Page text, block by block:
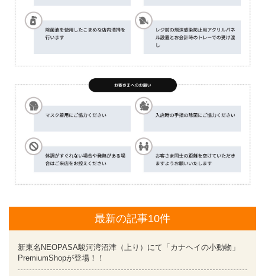
最新の記事10件
新東名NEOPASA駿河湾沼津（上り）にて「カナヘイの小動物」
PremiumShopが登場！！